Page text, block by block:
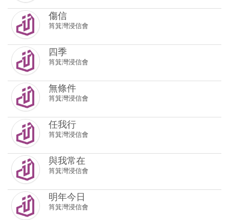
傷信
筲箕灣浸信會
四季
筲箕灣浸信會
無條件
筲箕灣浸信會
任我行
筲箕灣浸信會
與我常在
筲箕灣浸信會
明年今日
筲箕灣浸信會